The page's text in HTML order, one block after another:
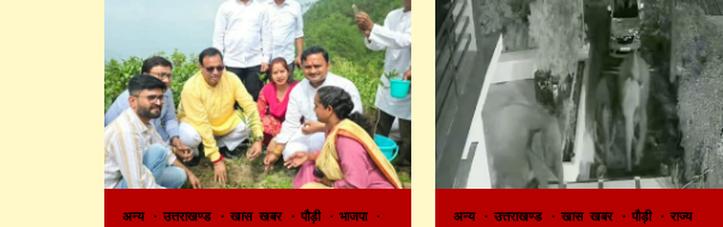
अन्य उत्तराखण्ड खास खबर पौड़ी
भाजपा
अन्य उत्तराखण्ड खास खबर पौड़ी राज्य